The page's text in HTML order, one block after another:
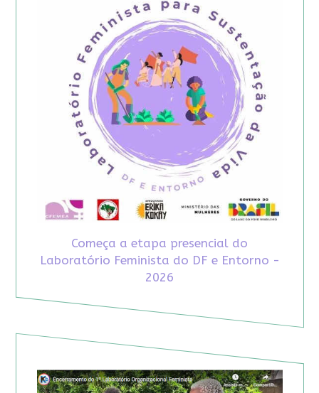
Começa a etapa presencial do
Laboratório Feminista do DF e Entorno -
2026